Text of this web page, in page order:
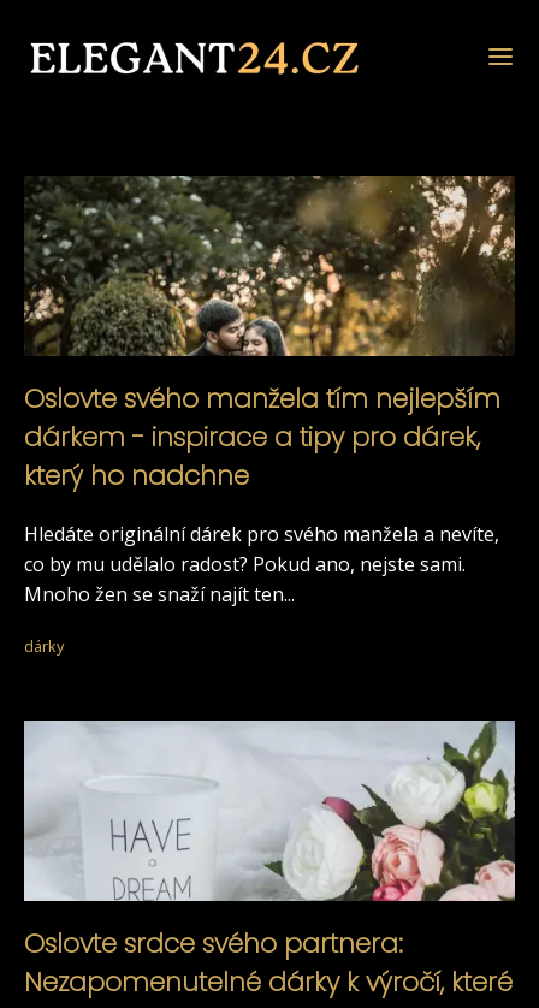
Oslovte svého manžela tím nejlepším
dárkem - inspirace a tipy pro dárek,
který ho nadchne
Hledáte originální dárek pro svého manžela a nevíte,
co by mu udělalo radost? Pokud ano, nejste sami.
Mnoho žen se snaží najít ten...
dárky
Oslovte srdce svého partnera:
Nezapomenutelné dárky k výročí, které